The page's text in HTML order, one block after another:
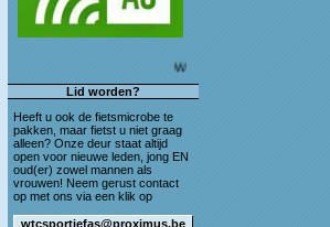
Welkom op de blog van WTC Sportief As!
Lid worden?
Heeft u ook de fietsmicrobe te
pakken, maar fietst u niet graag
alleen? Onze deur staat altijd
open voor nieuwe leden, jong EN
oud(er) zowel mannen als
vrouwen! Neem gerust contact
op met ons via een klik op